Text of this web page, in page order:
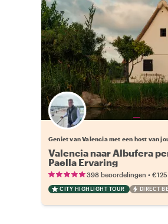
Kies jouw favoriete
Geniet van Valencia met een host van
Valencia naar Albufera
Paella Ervaring
398 beoordelingen •
CITY HIGHLIGHT TOUR DIRECT